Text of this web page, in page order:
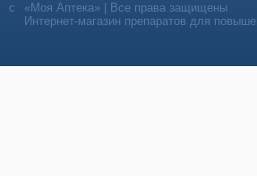
«Моя Аптека» | Все права защищены
Интернет-магазин препаратов для